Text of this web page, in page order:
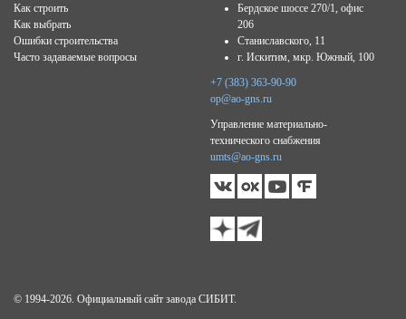
© 1994-2026. Официальный сайт завода СИБИТ.
Как строить
Как выбрать
Ошибки строительства
Часто задаваемые вопросы
Бердское шоссе 270/1, офис
206
Станиславского, 11
г. Искитим, мкр. Южный, 100
+7 (383) 363-90-90
op@ao-gns.ru
Управление материально-
технического снабжения
umts@ao-gns.ru